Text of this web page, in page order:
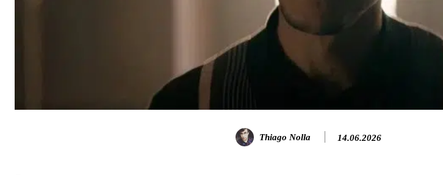
Thiago Nolla 14.06.2026